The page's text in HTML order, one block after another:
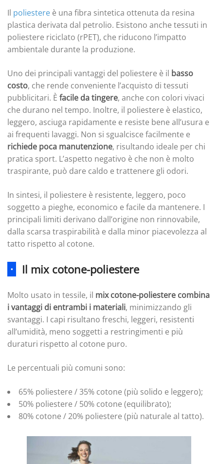
Il poliestere è una fibra sintetica ottenuta da resina
plastica derivata dal petrolio. Esistono anche tessuti in
poliestere riciclato (rPET), che riducono l’impatto
ambientale durante la produzione.
Uno dei principali vantaggi del poliestere è il basso
costo, che rende conveniente l’acquisto di tessuti
pubblicitari. È facile da tingere, anche con colori vivaci
che durano nel tempo. Inoltre, il poliestere è elastico,
leggero, asciuga rapidamente e resiste bene all’usura e
ai frequenti lavaggi. Non si sgualcisce facilmente e
richiede poca manutenzione, risultando ideale per chi
pratica sport. L’aspetto negativo è che non è molto
traspirante, può dare caldo e trattenere gli odori.
In sintesi, il poliestere è resistente, leggero, poco
soggetto a pieghe, economico e facile da mantenere. I
principali limiti derivano dall’origine non rinnovabile,
dalla scarsa traspirabilità e dalla minor piacevolezza al
tatto rispetto al cotone.
· Il mix cotone-poliestere
Molto usato in tessile, il mix cotone-poliestere combina
i vantaggi di entrambi i materiali, minimizzando gli
svantaggi. I capi risultano freschi, leggeri, resistenti
all’umidità, meno soggetti a restringimenti e più
duraturi rispetto al cotone puro.
Le percentuali più comuni sono:
65% poliestere / 35% cotone (più solido e leggero);
50% poliestere / 50% cotone (equilibrato);
80% cotone / 20% poliestere (più naturale al tatto).